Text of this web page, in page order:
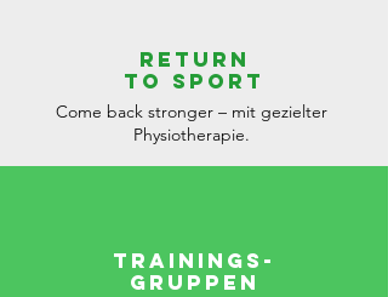
Return
to sport
Come back stronger – mit gezielter
Physiotherapie.
Trainings-
gruppen